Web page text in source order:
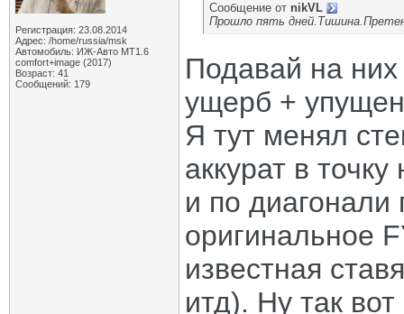
Регистрация: 23.08.2014
Адрес: /home/russia/msk
Автомобиль: ИЖ-Авто MT1.6
comfort+image (2017)
Возраст: 41
Сообщений: 179
Сообщение от nikVL
Прошло пять
Подавай на
ущерб +
Я тут менял
аккурат в
и по
оригинальное
известная
итд). Ну так